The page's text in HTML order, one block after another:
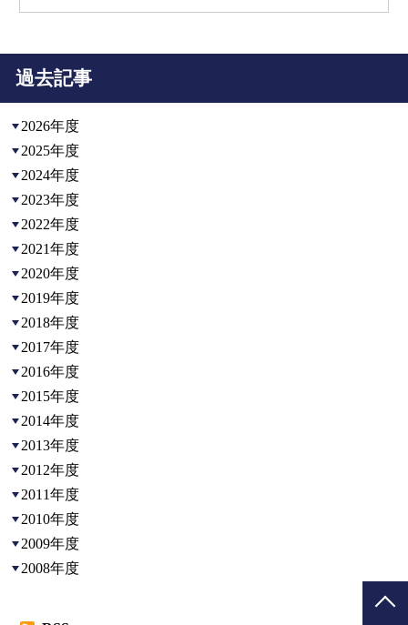
過去記事
2026年度
2025年度
2024年度
2023年度
2022年度
2021年度
2020年度
2019年度
2018年度
2017年度
2016年度
2015年度
2014年度
2013年度
2012年度
2011年度
2010年度
2009年度
2008年度